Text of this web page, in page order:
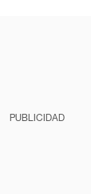
PUBLICIDAD